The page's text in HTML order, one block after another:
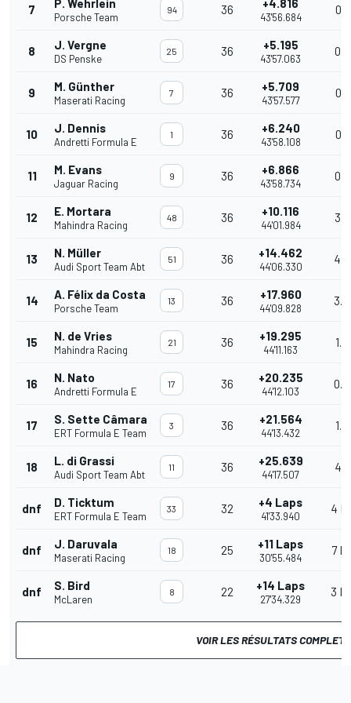
7 P. Wehrlein
Porsche Team
94 36 +4.816
43'56.684
8 J. Vergne
DS Penske
25 36 +5.195
43'57.063
9 M. Günther
Maserati Racing
7 36 +5.709
43'57.577
10 J. Dennis
Andretti Formula E
1 36 +6.240
43'58.108
11 M. Evans
Jaguar Racing
9 36 +6.866
43'58.734
12 E. Mortara
Mahindra Racing
48 36 +10.116
44'01.984
13 N. Müller
Audi Sport Team Abt
51 36 +14.462
44'06.330
14 A. Félix da Costa
Porsche Team
13 36 +17.960
44'09.828
15 N. de Vries
Mahindra Racing
21 36 +19.295
44'11.163
16 N. Nato
Andretti Formula E
17 36 +20.235
44'12.103
17 S. Sette Câmara
ERT Formula E Team
3 36 +21.564
44'13.432
18 L. di Grassi
Audi Sport Team Abt
11 36 +25.639
44'17.507
dnf D. Ticktum
ERT Formula E Team
33 32 +4 Laps
41'33.940
4
dnf J. Daruvala
Maserati Racing
18 25 +11 Laps
30'55.484
7
dnf S. Bird
McLaren
8 22 +14 Laps
27'34.329
3
VOIR LES RÉSULTATS COMPLETS